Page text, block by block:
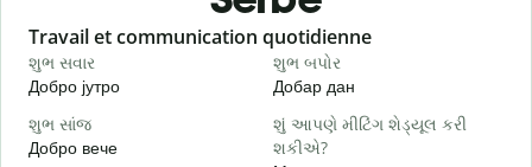
Slide 1 of 6
Travail et communication quotidienne
શુભ સવાર
Добро јутро
શુભ બપોર
Добар дан
શુભ સાંજ
Добро вече
શું આપણે મીટિંગ શેડ્યૂલ કરી
શકીએ?